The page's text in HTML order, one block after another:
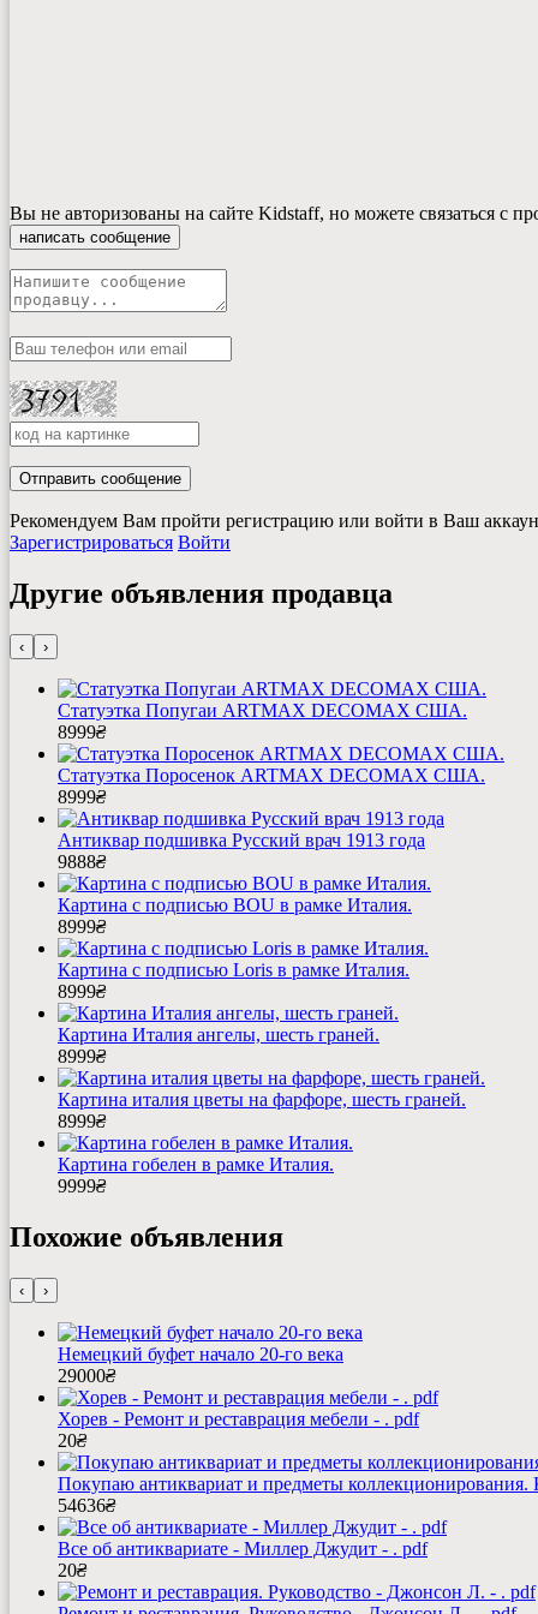
Вы не авторизованы на сайте Kidstaff, но можете связаться с
написать сообщение
Отправить сообщение
Рекомендуем Вам пройти регистрацию или войти в Ваш
Зарегистрироваться Войти
Другие объявления продавца
‹ ›
Статуэтка Попугаи ARTMAX DECOMAX США.
8999₴
Статуэтка Поросенок ARTMAX DECOMAX США.
8999₴
Антиквар подшивка Русский врач 1913 года
9888₴
Картина с подписью BOU в рамке Италия.
8999₴
Картина с подписью Loris в рамке Италия.
8999₴
Картина Италия ангелы, шесть граней.
8999₴
Картина италия цветы на фарфоре, шесть граней.
8999₴
Картина гобелен в рамке Италия.
9999₴
Похожие объявления
‹ ›
Немецкий буфет начало 20-го века
29000₴
Хорев - Ремонт и реставрация мебели - . pdf
20₴
Покупаю антиквариат и предметы
54636₴
Все об антиквариате - Миллер Джудит - . pdf
20₴